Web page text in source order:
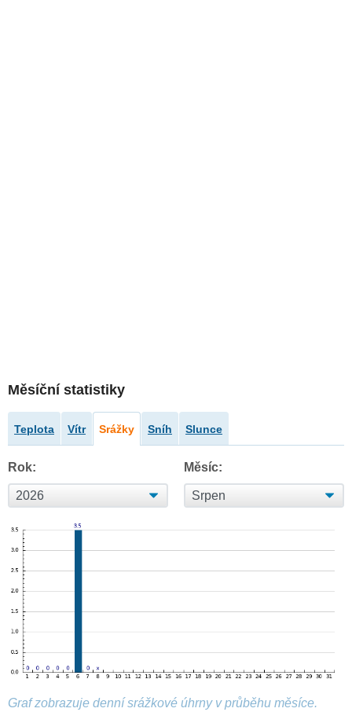
Měsíční statistiky
Teplota Vítr Srážky Sníh Slunce
Rok: Měsíc:
Graf zobrazuje denní srážkové úhrny v průběhu měsíce.